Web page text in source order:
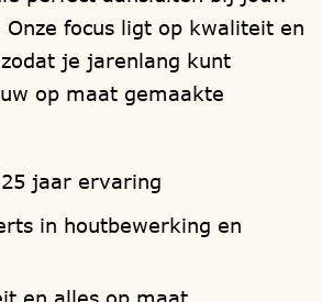
,montage
focus ligt op kwaliteit en
je jarenlang kunt
op maat gemaakte
jaar ervaring
in houtbewerking en